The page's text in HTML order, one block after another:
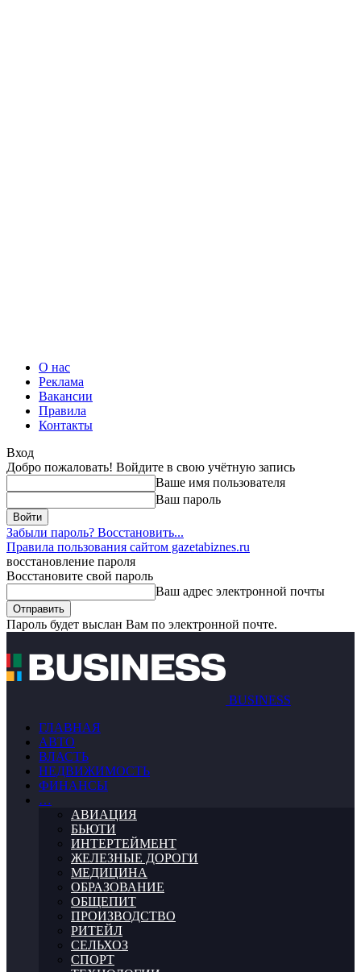
О нас
Реклама
Вакансии
Правила
Контакты
Вход
Добро пожаловать! Войдите в свою учётную запись
Ваше имя пользователя
Ваш пароль
Забыли пароль? Восстановить...
Правила пользования сайтом gazetabiznes.ru
восстановление пароля
Восстановите свой пароль
Ваш адрес электронной почты
Пароль будет выслан Вам по электронной почте.
BUSINESS
ГЛАВНАЯ
АВТО
ВЛАСТЬ
НЕДВИЖИМОСТЬ
ФИНАНСЫ
…
АВИАЦИЯ
БЬЮТИ
ИНТЕРТЕЙМЕНТ
ЖЕЛЕЗНЫЕ ДОРОГИ
МЕДИЦИНА
ОБРАЗОВАНИЕ
ОБЩЕПИТ
ПРОИЗВОДСТВО
РИТЕЙЛ
СЕЛЬХОЗ
СПОРТ